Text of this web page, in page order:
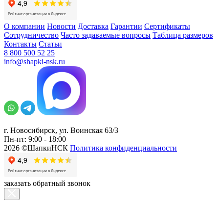
О компании Новости Доставка Гарантии Сертификаты
Сотрудничество Часто задаваемые вопросы Таблица размеров
Контакты Статьи
8 800 500 52 25
info@shapki-nsk.ru
г. Новосибирск, ул. Воинская 63/3
Пн-пт: 9:00 - 18:00
2026 ©ШапкиНСК Политика конфиденциальности
заказать обратный звонок